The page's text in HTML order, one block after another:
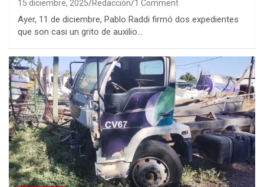
15 diciembre, 2025 Redacción 1 Comment
Ayer, 11 de diciembre, Pablo Raddi firmó dos expedientes
que son casi un grito de auxilio…